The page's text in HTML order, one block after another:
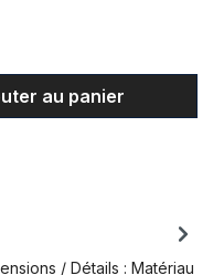
la
au panier
/ Détails : Matériau